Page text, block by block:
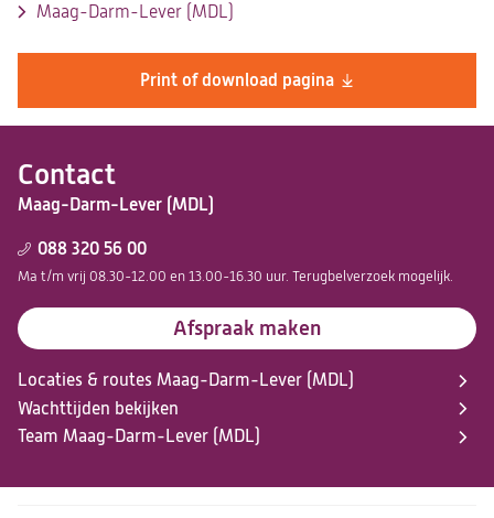
Contact
Maag-Darm-Lever (MDL)
088 320 56 00
Ma t/m vrij 08.30-12.00 en 13.00-16.30 uur. Terugbelverzoek mogelijk.
Afspraak maken
Locaties & routes Maag-Darm-Lever (MDL)
Wachttijden bekijken
Team Maag-Darm-Lever (MDL)
Print of download pagina
Maag-Darm-Lever (MDL)